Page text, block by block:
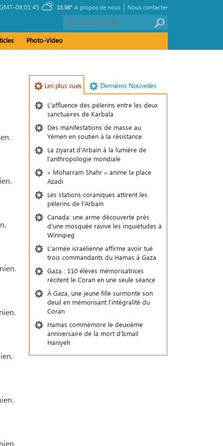
08:01:45 13.98° Nous contacter
|
A propos de nous
Photo-Video
Les plus vues Demiéres Nouvelles
L'affluence des pèlerins entre les deux
sanctuaires de Karbala
Des manifestations de masse au
Yémen en soutien à la résistance
La ziyarat d'Arbaïn à la lumière de
l'anthropologie mondiale
« Moharram Shahr » anime la place
Azadi
Les stations coraniques attirent les
pèlerins de l'Arbaïn
Canada: une arme découverte près
d'une mosquée ravive les inquiétudes à
Winnipeg
L'armée israélienne affirme avoir tué
trois commandants du Hamas à Gaza
Gaza : 110 élèves mémorisatrices
récitent le Coran en une seule séance
À Gaza, une jeune fille surmonte son
deuil en mémorisant l’intégralité du
Coran
Hamas commémore le deuxième
anniversaire de la mort d'Ismaïl
Haniyeh